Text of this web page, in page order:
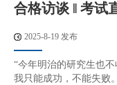
合格访谈 ‖ 考试
2025-8-19 发布
“今年明治的研究生也
我只能成功，不能失败